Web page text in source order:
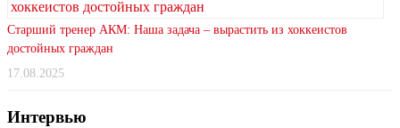
Старший тренер АКМ: Наша задача – вырастить из хоккеистов
достойных граждан
17.08.2025
Интервью